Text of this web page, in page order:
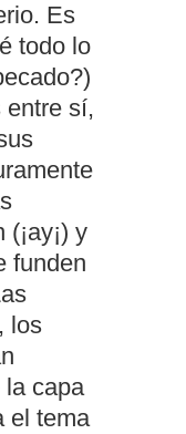
Es
todo lo
entre sí,
y
funden
los
la capa
el tema